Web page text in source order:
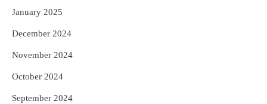
January 2025
December 2024
November 2024
October 2024
September 2024